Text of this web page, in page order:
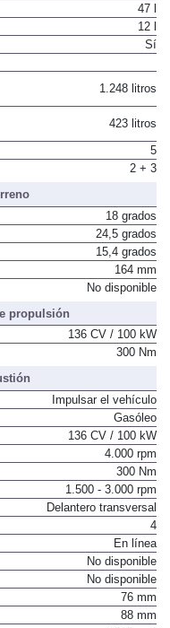
47 l
12 l
Sí
1.248 litros
423 litros
5
2 + 3
18 grados
24,5 grados
15,4 grados
164 mm
No disponible
propulsión
136 CV / 100 kW
300 Nm
Impulsar el vehículo
Gasóleo
136 CV / 100 kW
4.000 rpm
300 Nm
1.500 - 3.000 rpm
Delantero transversal
4
En línea
No disponible
No disponible
76 mm
88 mm